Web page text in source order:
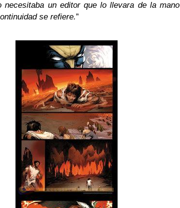
necesitaba un editor que lo llevara de la mano
se refiere.”